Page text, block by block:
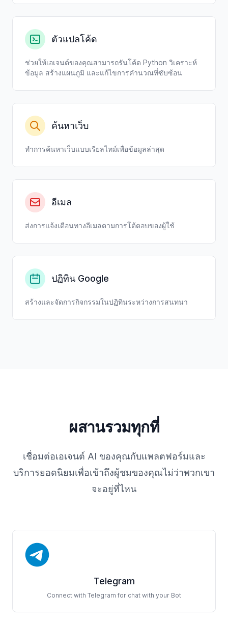
ตัวแปลโค้ด
ช่วยให้เอเจนต์ของคุณสามารถรันโค้ด Python วิเคราะห์
ข้อมูล สร้างแผนภูมิ และแก้ไขการคำนวณที่ซับซ้อน
ค้นหาเว็บ
ทำการค้นหาเว็บแบบเรียลไทม์เพื่อข้อมูลล่าสุด
อีเมล
ส่งการแจ้งเตือนทางอีเมลตามการโต้ตอบของผู้ใช้
ปฏิทิน Google
สร้างและจัดการกิจกรรมในปฏิทินระหว่างการสนทนา
ผสานรวมทุกที่
เชื่อมต่อเอเจนต์ AI ของคุณกับแพลตฟอร์มและ
บริการยอดนิยมเพื่อเข้าถึงผู้ชมของคุณไม่ว่าพวกเขา
จะอยู่ที่ไหน
Telegram
Connect with Telegram for chat with your Bot